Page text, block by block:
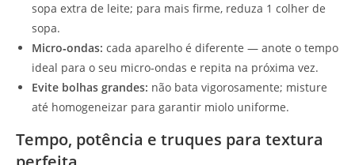
sopa extra de leite; para mais firme, reduza 1 colher de
sopa.
Micro‑ondas: cada aparelho é diferente — anote o tempo
ideal para o seu micro‑ondas e repita na próxima vez.
Evite bolhas grandes: não bata vigorosamente; misture
até homogeneizar para garantir miolo uniforme.
Tempo, potência e truques para textura